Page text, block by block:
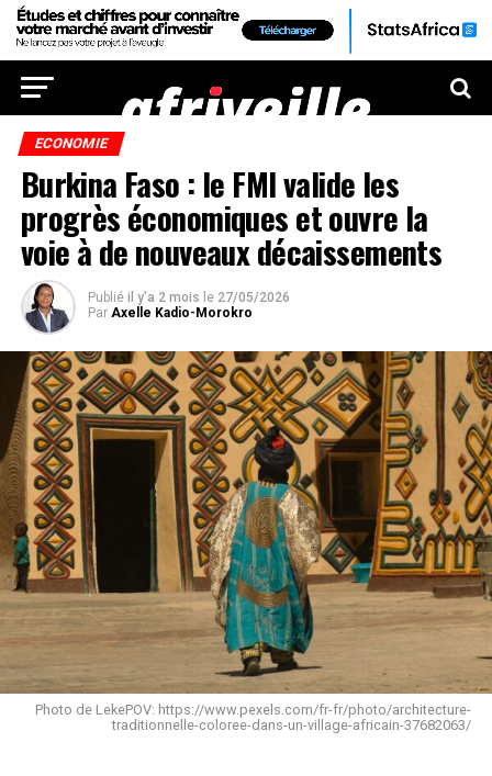
ECONOMIE
Burkina Faso : le FMI valide les
progrès économiques et ouvre la
voie à de nouveaux décaissements
Publié il y'a 2 mois le 27/05/2026
Par Axelle Kadio-Morokro
Photo de LekePOV: https://www.pexels.com/fr-fr/photo/architecture-
traditionnelle-coloree-dans-un-village-africain-37682063/